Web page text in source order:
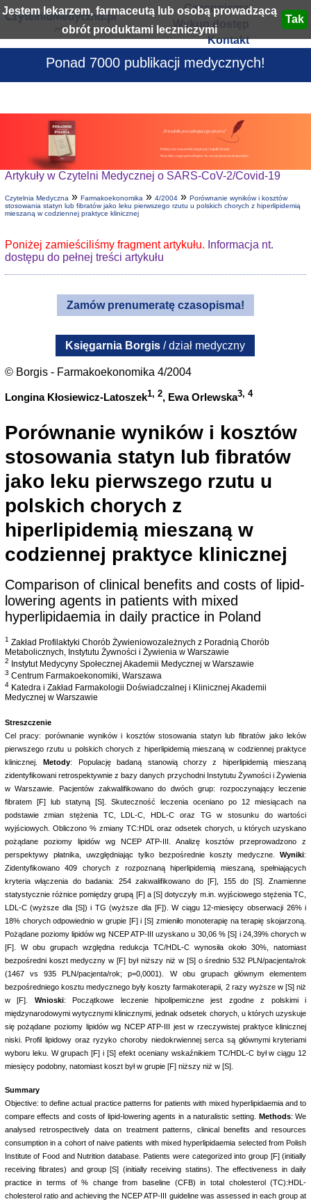
Jestem lekarzem, farmaceutą lub osobą prowadzącą
obrót produktami leczniczymi
Czasopisma
Wykup dostęp
Kontakt
Ponad 7000 publikacji medycznych!
Artykuły w Czytelni Medycznej o SARS-CoV-2/Covid-19
Czytelnia Medyczna» Farmakoekonomika» 4/2004» Porównanie wyników i kosztów
stosowania statyn lub fibratów jako leku pierwszego rzutu u polskich chorych z hiperlipidemią
mieszaną w codziennej praktyce klinicznej
Poniżej zamieściliśmy fragment artykułu. Informacja nt.
dostępu do pełnej treści artykułu
Zamów prenumeratę czasopisma!
Księgarnia Borgis / dział medyczny
© Borgis - Farmakoekonomika 4/2004
Longina Kłosiewicz-Latoszek1, 2, Ewa Orlewska3, 4
Porównanie wyników i kosztów
stosowania statyn lub fibratów
jako leku pierwszego rzutu u
polskich chorych z
hiperlipidemią mieszaną w
codziennej praktyce klinicznej
Comparison of clinical benefits and costs of lipid-
lowering agents in patients with mixed
hyperlipidaemia in daily practice in Poland
1 Zakład Profilaktyki Chorób Żywieniowozależnych z Poradnią Chorób
Metabolicznych, Instytutu Żywności i Żywienia w Warszawie
2 Instytut Medycyny Społecznej Akademii Medycznej w Warszawie
3 Centrum Farmakoekonomiki, Warszawa
4Katedra i Zakład Farmakologii Doświadczalnej i Klinicznej Akademii
Medycznej w Warszawie
Streszczenie
Cel pracy: porównanie wyników i kosztów stosowania statyn lub fibratów jako leków
pierwszego rzutu u polskich chorych z hiperlipidemią mieszaną w codziennej praktyce
klinicznej. Metody: Populację badaną stanowią chorzy z hiperlipidemią mieszaną
zidentyfikowani retrospektywnie z bazy danych przychodni Instytutu Żywności i Żywienia
w Warszawie. Pacjentów zakwalifikowano do dwóch grup: rozpoczynający leczenie
fibratem [F] lub statyną [S]. Skuteczność leczenia oceniano po 12 miesiącach na
podstawie zmian stężenia TC, LDL-C, HDL-C oraz TG w stosunku do wartości
wyjściowych. Obliczono % zmiany TC:HDL oraz odsetek chorych, u których uzyskano
pożądane poziomy lipidów wg NCEP ATP-III. Analizę kosztów przeprowadzono z
perspektywy płatnika, uwzględniając tylko bezpośrednie koszty medyczne. Wyniki:
Zidentyfikowano 409 chorych z rozpoznaną hiperlipidemią mieszaną, spełniających
kryteria włączenia do badania: 254 zakwalifikowano do [F], 155 do [S]. Znamienne
statystycznie różnice pomiędzy grupą [F] a [S] dotyczyły m.in. wyjściowego stężenia TC,
LDL-C (wyższe dla [S]) i TG (wyższe dla [F]). W ciągu 12-miesięcy obserwacji 26% i
18% chorych odpowiednio w grupie [F] i [S] zmieniło monoterapię na terapię skojarzoną.
Pożądane poziomy lipidów wg NCEP ATP-III uzyskano u 30,06 % [S] i 24,39% chorych w
[F]. W obu grupach względna redukcja TC/HDL-C wynosiła około 30%, natomiast
bezpośredni koszt medyczny w [F] był niższy niż w [S] o średnio 532 PLN/pacjenta/rok
(1467 vs 935 PLN/pacjenta/rok; p=0,0001). W obu grupach głównym elementem
bezpośredniego kosztu medycznego były koszty farmakoterapii, 2 razy wyższe w [S] niż
w [F]. Wnioski: Początkowe leczenie hipolipemiczne jest zgodne z polskimi i
międzynarodowymi wytycznymi klinicznymi, jednak odsetek chorych, u których uzyskuje
się pożądane poziomy lipidów wg NCEP ATP-III jest w rzeczywistej praktyce klinicznej
niski. Profil lipidowy oraz ryzyko choroby niedokrwiennej serca są głównymi kryteriami
wyboru leku. W grupach [F] i [S] efekt oceniany wskaźnikiem TC/HDL-C był w ciągu 12
miesięcy podobny, natomiast koszt był w grupie [F] niższy niż w [S].
Summary
Objective: to define actual practice patterns for patients with mixed hyperlipidaemia and to
compare effects and costs of lipid-lowering agents in a naturalistic setting. Methods: We
analysed retrospectively data on treatment patterns, clinical benefits and resources
consumption in a cohort of naive patients with mixed hyperlipidaemia selected from Polish
Institute of Food and Nutrition database. Patients were categorized into group [F] (initially
receiving fibrates) and group [S] (initially receiving statins). The effectiveness in daily
practice in terms of % change from baseline (CFB) in total cholesterol (TC):HDL-
cholesterol ratio and achieving the NCEP ATP-III guideline was assessed in each group at